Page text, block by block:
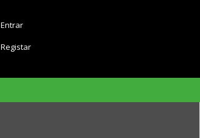
Entrar
Registar